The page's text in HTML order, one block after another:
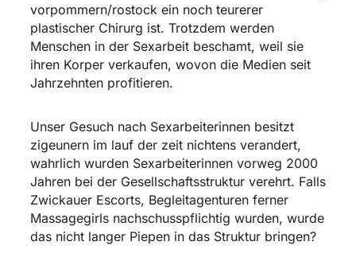
vorpommern/rostock ein noch teurerer
plastischer Chirurg ist. Trotzdem werden
Menschen in der Sexarbeit beschamt, weil sie
ihren Korper verkaufen, wovon die Medien seit
Jahrzehnten profitieren.
Unser Gesuch nach Sexarbeiterinnen besitzt
zigeunern im lauf der zeit nichtens verandert,
wahrlich wurden Sexarbeiterinnen vorweg 2000
Jahren bei der Gesellschaftsstruktur verehrt. Falls
Zwickauer Escorts, Begleitagenturen ferner
Massagegirls nachschusspflichtig wurden, wurde
das nicht langer Piepen in das Struktur bringen?